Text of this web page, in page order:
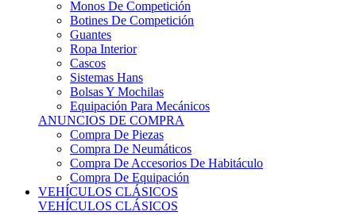
Guantes
Ropa Interior
Cascos
Sistemas Hans
Bolsas Y Mochilas
Equipación Para Mecánicos
ANUNCIOS DE COMPRA
Compra De Piezas
Compra De Neumáticos
Compra De Accesorios De Habitáculo
Compra De Equipación
VEHÍCULOS CLÁSICOS
VEHÍCULOS CLÁSICOS
Clásicos De Calle